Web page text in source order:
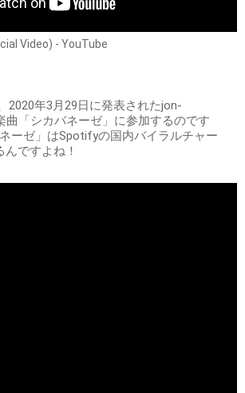
Video) - YouTube
2020年3月29日に発表されたjon-
曲「シカバネーゼ」に参加するのです
ーゼ」はSpotifyの国内バイラルチャー
んですよね！